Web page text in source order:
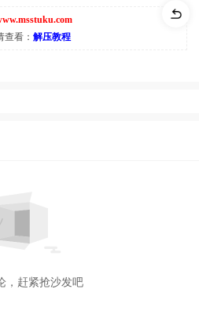
看： 解压教程
，赶紧抢沙发吧